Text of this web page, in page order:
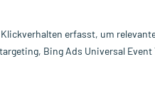
PZN:
erfasst, um
Bing Ads Universal